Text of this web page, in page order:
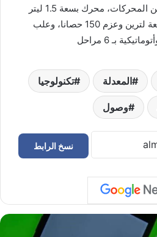
وتعمل هذه السيارة بنوعين من المحركات، محرك بسعة 1.5 ليتر
وعزم 117 حصانا، ومحرك بسعة لترين وعزم 150 حصانا، وعلب
المعدلة تكنولوجيا
وصول
نسخ الرابط